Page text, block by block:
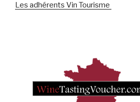
Les adhérents Vin Tourisme